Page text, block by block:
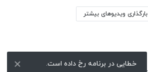
بارگذاری ویدیوهای بیشتر
لوگوی نماشا تبلیغات گزارش تخلف تماس با ما خطایی در برنامه رخ داده است.